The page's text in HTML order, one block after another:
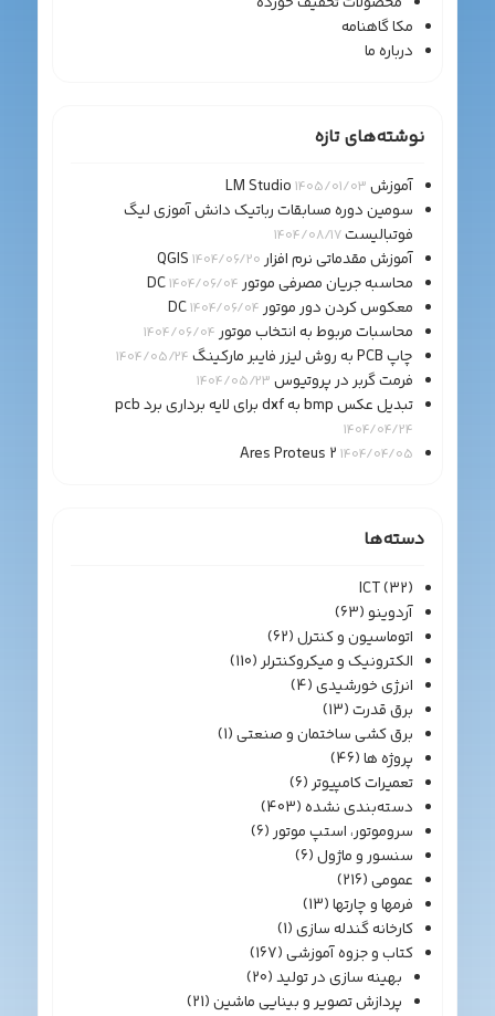
مکا گاهنامه
درباره ما
نوشته‌های تازه
آموزش LM Studio 1405/01/03
سومین دوره مسابقات رباتیک دانش آموزی لیگ
فوتبالیست1404/08/17
آموزش مقدماتی نرم افزار QGIS1404/06/20
محاسبه جریان مصرفی موتور DC1404/06/04
معکوس کردن دور موتور DC1404/06/04
محاسبات مربوط به انتخاب موتور 1404/06/04
چاپ PCB به روش لیزر فایبر مارکینگ 1404/05/24
فرمت گربر در پروتیوس 1404/05/23
تبدیل عکس bmp به dxf برای لایه برداری برد pcb
1404/04/24
Ares Proteus 2 1404/04/05
دسته‌ها
ICT(32)
آردوینو(63)
اتوماسیون و کنترل(62)
الکترونیک و میکروکنترلر(110)
انرژی خورشیدی(4)
برق قدرت(13)
برق کشی ساختمان و صنعتی(1)
پروژه ها(46)
تعمیرات کامپیوتر(6)
دسته‌بندی نشده(403)
سروموتور، استپ موتور(6)
سنسور و ماژول(6)
عمومی(216)
فرمها و چارتها(13)
کارخانه گندله سازی(1)
کتاب و جزوه آموزشی(167)
بهینه سازی در تولید(20)
پردازش تصویر و بینایی ماشین(21)